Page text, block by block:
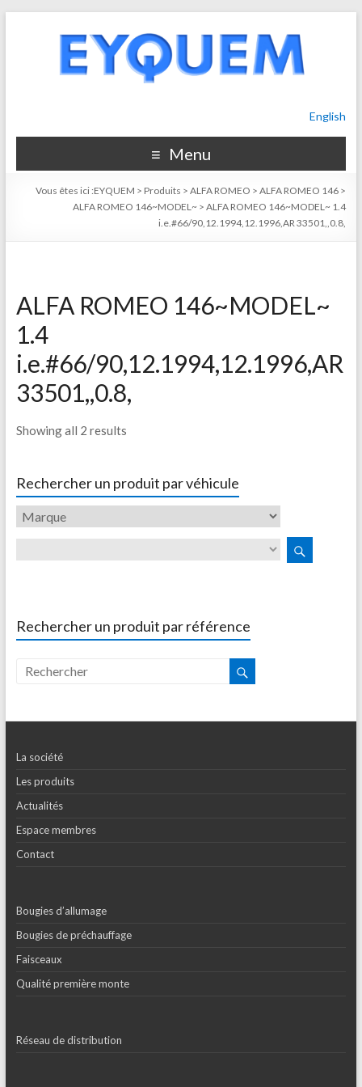
English
Menu
Vous êtes ici :EYQUEM > Produits >ALFA ROMEO >ALFA ROMEO 146 >
ALFA ROMEO 146~MODEL~ >ALFA ROMEO 146~MODEL~ 1.4
i.e.#66/90,12.1994,12.1996,AR 33501,,0.8,
ALFA ROMEO 146~MODEL~
1.4
i.e.#66/90,12.1994,12.1996,AR
33501,,0.8,
Showing all 2 results
Rechercher un produit par véhicule
Rechercher un produit par référence
La société
Les produits
Actualités
Espace membres
Contact
Bougies d’allumage
Bougies de préchauffage
Faisceaux
Qualité première monte
Réseau de distribution